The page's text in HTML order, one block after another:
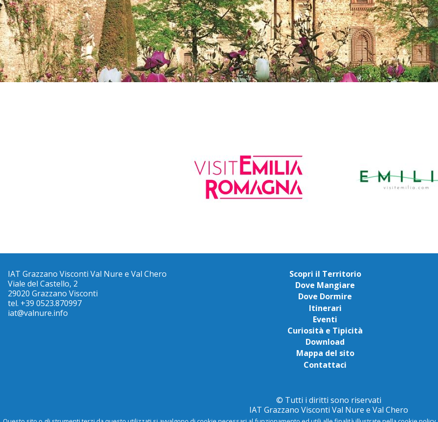
IAT Grazzano Visconti Val Nure e Val Chero
Viale del Castello, 2
29020 Grazzano Visconti
tel. +39 0523.870997
iat@valnure.info
Scopri il Territorio
Dove Mangiare
Dove Dormire
Itinerari
Eventi
Curiosità e Tipicità
Download
Mappa del sito
Contattaci
© Tutti i diritti sono riservati
IAT Grazzano Visconti Val Nure e Val Chero